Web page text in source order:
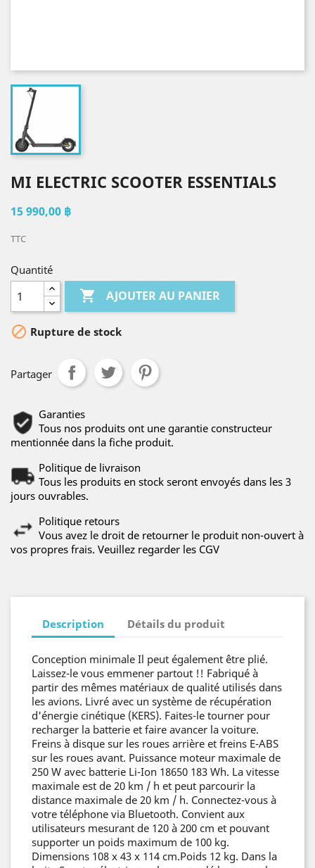
MI ELECTRIC SCOOTER ESSENTIALS
15 990,00 ฿
TTC
Quantité
 AJOUTER AU PANIER
 Rupture de stock
Partager
Garanties
Tous nos produits ont une garantie constructeur
mentionnée dans la fiche produit.
Politique de livraison
Tous les produits en stock seront envoyés dans les 3
jours ouvrables.
Politique retours
Vous avez le droit de retourner le produit non-ouvert à
vos propres frais. Veuillez regarder les CGV
Description Détails du produit
Conception minimale Il peut également être plié.
Laissez-le vous emmener partout !! Fabriqué à
partir des mêmes matériaux de qualité utilisés dans
les avions. Livré avec un système de récupération
d'énergie cinétique (KERS). Faites-le tourner pour
recharger la batterie et faire avancer la voiture.
Freins à disque sur les roues arrière et freins E-ABS
sur les roues avant. Puissance moteur maximale de
250 W avec batterie Li-Ion 18650 183 Wh. La vitesse
maximale est de 20 km / h et peut parcourir la
distance maximale de 20 km / h. Connectez-vous à
votre téléphone via Bluetooth. Convient aux
utilisateurs mesurant de 120 à 200 cm et pouvant
supporter un poids maximum de 100 kg.
Dimensions 108 x 43 x 114 cm.Poids 12 kg. Dans la